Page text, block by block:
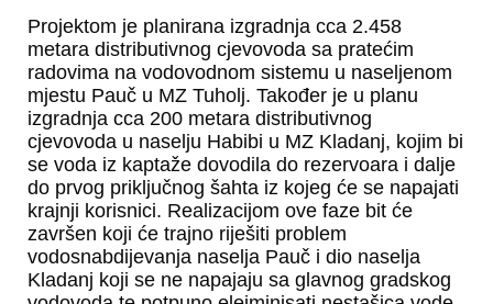
Projektom je planirana izgradnja cca 2.458
metara distributivnog cjevovoda sa pratećim
radovima na vodovodnom sistemu u naseljenom
mjestu Pauč u MZ Tuholj. Također je u planu
izgradnja cca 200 metara distributivnog
cjevovoda u naselju Habibi u MZ Kladanj, kojim bi
se voda iz kaptaže dovodila do rezervoara i dalje
do prvog priključnog šahta iz kojeg će se napajati
krajnji korisnici. Realizacijom ove faze bit će
završen koji će trajno riješiti problem
vodosnabdijevanja naselja Pauč i dio naselja
Kladanj koji se ne napajaju sa glavnog gradskog